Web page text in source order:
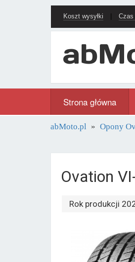
Koszt wysyłki Czas
Strona główna
abMoto.pl Opony
Ovation
Rok produkcji